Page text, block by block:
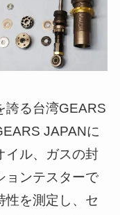
誇る台湾GEARS
JAPANに
イル、ガスの封
ョンテスターで
性を測定し、セ